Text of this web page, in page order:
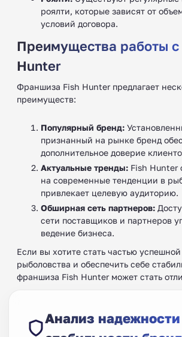
роялти, которые зависят от
условий договора.
Преимущества работы с
Hunter
Франшиза Fish Hunter предлагает
преимуществ:
Популярный бренд:
признанный на рынке бренд
дополнительное доверие
Актуальные тренды: Fish Hunter
на современные тенденции в
привлекает целевую аудиторию.
Обширная сеть партнеров:
сети поставщиков и партнеров
ведение бизнеса.
Если вы хотите стать частью
рыболовства и обеспечить себе
франшиза Fish Hunter может стать
Анализ